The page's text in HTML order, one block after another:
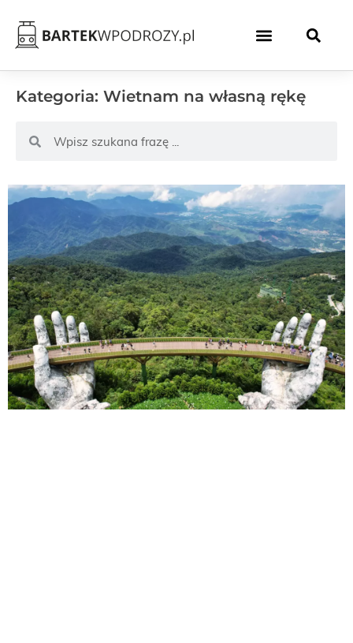
Kategoria: Wietnam na własną rękę